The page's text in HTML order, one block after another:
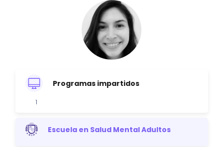
Programas impartidos
1
Escuela en Salud Mental Adultos